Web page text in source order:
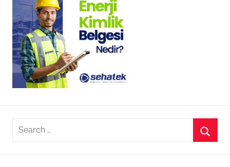
a
k
ı
m
Search